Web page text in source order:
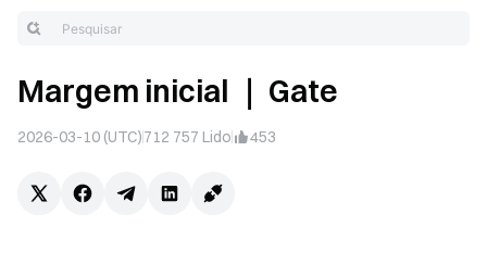
Margem inicial ｜ Gate
2026-03-10 (UTC)712 757 Lido 453